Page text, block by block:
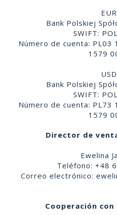
EUR
Bank Polskiej
SWIFT:
Número de cuenta:
1579
USD
Bank Polskiej
SWIFT:
Número de cuenta:
1579
Director de
Ewelina
Teléfono: +48
Correo electrónico:
Cooperación